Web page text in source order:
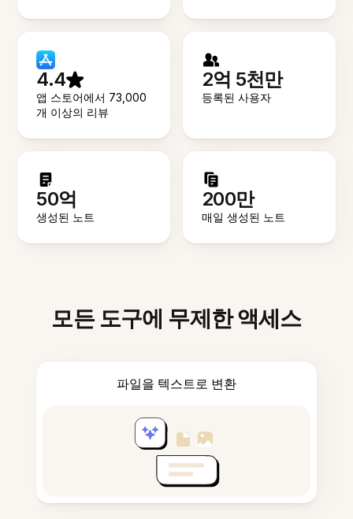
4.4
앱 스토어에서 73,000
개 이상의 리뷰
2억 5천만
등록된 사용자
50억
생성된 노트
200만
매일 생성된 노트
모든 도구에 무제한 액세스
파일을 텍스트로 변환